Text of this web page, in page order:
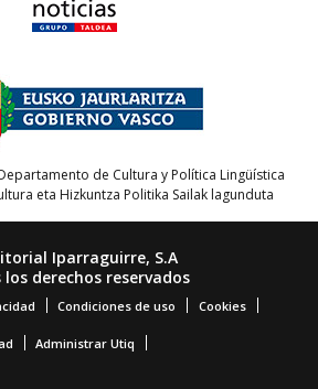
de Cultura y Política Lingüística
eta Hizkuntza Politika Sailak lagunduta
Iparraguirre, S.A
los derechos reservados
Condiciones de uso Cookies
Administrar Utiq